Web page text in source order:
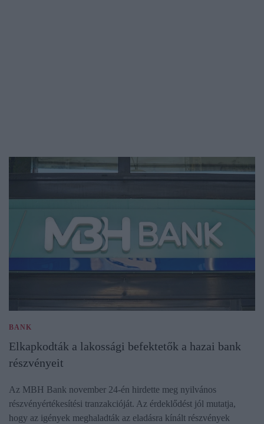
BANK
Elkapkodták a lakossági befektetők a hazai bank
részvényeit
Az MBH Bank november 24-én hirdette meg nyilvános
részvényértékesítési tranzakcióját. Az érdeklődést jól mutatja,
hogy az igények meghaladták az eladásra kínált részvények